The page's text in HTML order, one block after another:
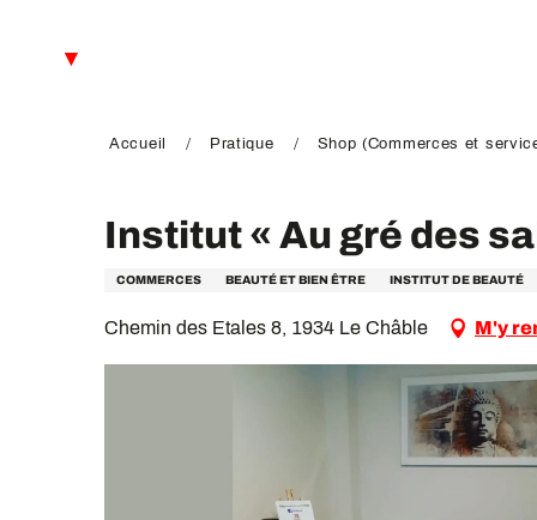
Accueil Pratique Shop (Commerces et
Institut « Au gré des
COMMERCES BEAUTÉ ET BIEN ÊTRE INSTITUT DE BEAUTÉ
Chemin des Etales 8, 1934 Le Châble M'y